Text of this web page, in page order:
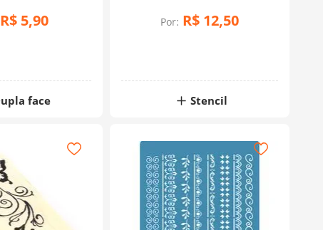
R$ 5,90
face
Por: R$ 12,50
Stencil